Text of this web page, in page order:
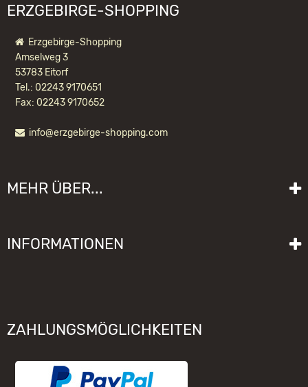
ERZGEBIRGE-SHOPPING
Erzgebirge-Shopping
Amselweg 3
53783 Eitorf
Tel.: 02243 9170651
Fax: 02243 9170652
info@erzgebirge-shopping.com
MEHR ÜBER...
Lieferzeit
Widerrufsrecht
INFORMATIONEN
Schwibbogen funktioniert nicht
Unsere Hersteller
ZAHLUNGSMÖGLICHKEITEN